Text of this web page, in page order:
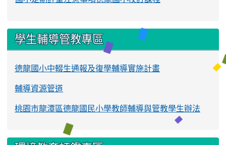
學生輔導管教專區
德龍國小中輟生通報及復學輔導實施計畫
輔導資源管道
桃園市龍潭區德龍國民小學教師輔導與管教學生辦法